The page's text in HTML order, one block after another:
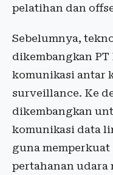
pelatihan dan
Sebelumnya,
dikembangkan
komunikasi antar
surveillance. Ke
dikembangkan
komunikasi data
guna
pertahanan udara